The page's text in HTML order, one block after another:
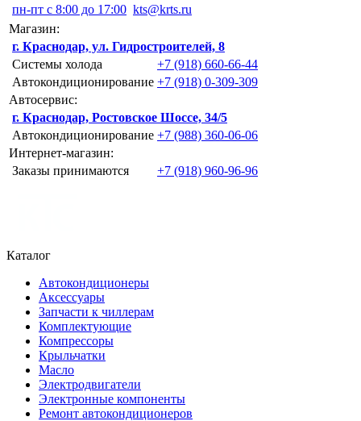
пн-пт с 8:00 до 17:00 kts@krts.ru
Магазин:
г. Краснодар, ул. Гидростроителей, 8
Системы холода
+7 (918) 660-66-44
Автокондиционирование +7 (918) 0-309-309
Автосервис:
г. Краснодар, Ростовское Шоссе, 34/5
Автокондиционирование +7 (988) 360-06-06
Интернет-магазин:
Заказы принимаются
+7 (918) 960-96-96
Каталог
Автокондиционеры
Аксессуары
Запчасти к чиллерам
Комплектующие
Компрессоры
Крыльчатки
Масло
Электродвигатели
Электронные компоненты
Ремонт автокондиционеров